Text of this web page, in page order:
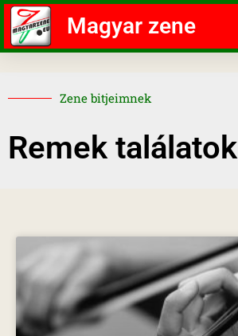
Magyar zene
Zene bitjeimnek
Remek találatok